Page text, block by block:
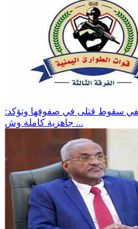
سقوط قتلى في صفوفها وتؤكد:
جاهزية كاملة وش ...